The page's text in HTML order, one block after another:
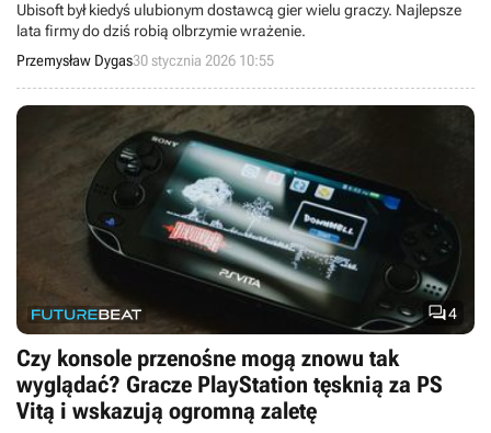
Ubisoft był kiedyś ulubionym dostawcą gier wielu graczy. Najlepsze
lata firmy do dziś robią olbrzymie wrażenie.
Przemysław Dygas30 stycznia 2026 10:55
4
Czy konsole przenośne mogą znowu tak
wyglądać? Gracze PlayStation tęsknią za PS
Vitą i wskazują ogromną zaletę